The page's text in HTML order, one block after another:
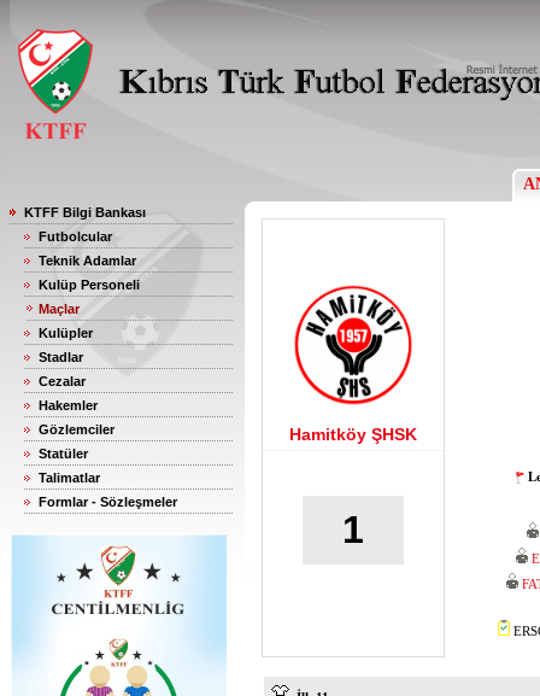
KTFF Bilgi Bankası
Futbolcular
Teknik Adamlar
Kulüp Personeli
Maçlar
Kulüpler
Stadlar
Cezalar
Hakemler
Gözlemciler
Statüler
Talimatlar
Formlar - Sözleşmeler
Hamitköy ŞHSK
1